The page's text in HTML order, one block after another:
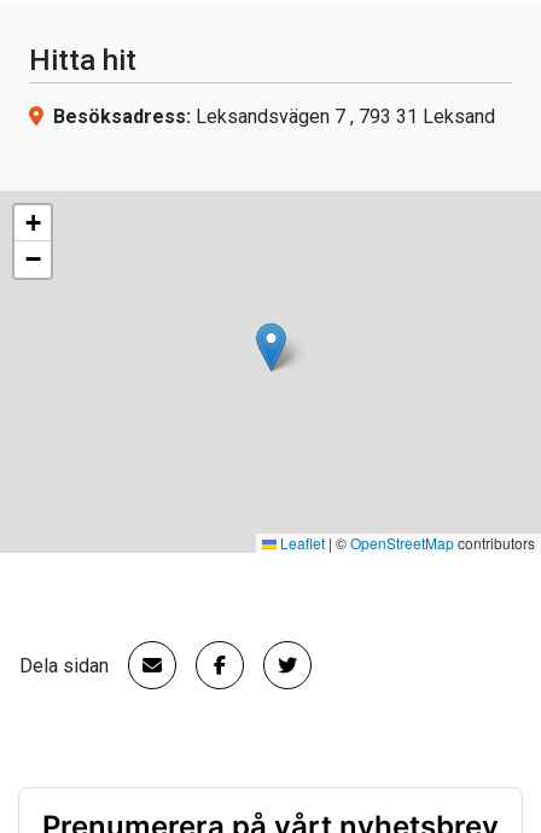
Hitta hit
Besöksadress: Leksandsvägen 7 , 793 31 Leksand
+
−
Leaflet | ©OpenStreetMapcontributors
Dela sidan